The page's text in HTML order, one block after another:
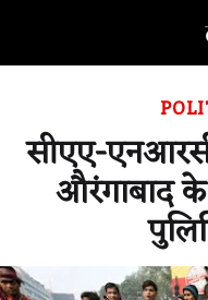
सीएए-
औरंगाबाद